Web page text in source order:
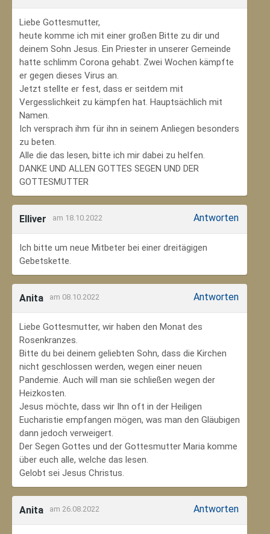
Liebe Gottesmutter,
heute komme ich mit einer großen Bitte zu dir und
deinem Sohn Jesus. Ein Priester in unserer Gemeinde
hatte schlimm Corona gehabt. Zwei Wochen kämpfte
er gegen dieses Virus an.
Jetzt stellte er fest, dass er seitdem mit
Vergesslichkeit zu kämpfen hat. Hauptsächlich mit
Namen.
Ich versprach ihm für ihn in seinem Anliegen besonders
zu beten.
Alle die das lesen, bitte ich mir dabei zu helfen.
DANKE UND ALLEN GOTTES SEGEN UND DER
GOTTESMUTTER
Elliver am 18.10.2022 Antworten
Ich bitte um neue Mitbeter bei einer dreitägigen
Gebetskette.
Anita am 08.10.2022 Antworten
Liebe Gottesmutter, wir haben den Monat des
Rosenkranzes.
Bitte du bei deinem geliebten Sohn, dass die Kirchen
nicht geschlossen werden, wegen einer neuen
Pandemie. Auch will man sie schließen wegen der
Heizkosten.
Jesus möchte, dass wir Ihn oft in der Heiligen
Eucharistie empfangen mögen, was man den Gläubigen
dann jedoch verweigert.
Der Segen Gottes und der Gottesmutter Maria komme
über euch alle, welche das lesen.
Gelobt sei Jesus Christus.
Anita am 26.08.2022 Antworten